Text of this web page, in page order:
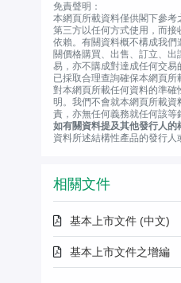
免責聲明：
本網頁所載資料僅供閣下參
第三方以任何方式使用，而
依賴。有關資料概不構成我
關價格購買、出售、訂立、
易，亦不購成對達成任何交
已採取合理查詢確保本網頁
對本網頁所載任何資料的準
明。我們不會就本網頁所載資
責，亦無任何義務就任何該等
如有關資料提及其他發行人的
資料所述結構性產品的發行人
相關文件
基本上市文件 (中文)
基本上市文件之增編